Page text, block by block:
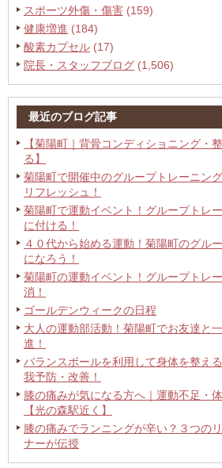
スポーツ外傷・傷害 (159)
健康増進 (184)
酸素カプセル (17)
院長・スタッフブログ (1,506)
最近のブログ記事
【菊陽町｜背骨コンディショニング・
る】
菊陽町で開催中のグループトレーニン
リフレッシュ！
菊陽町で運動イベント！グループトレ
に付ける！
４０代から始める運動！菊陽町のグル
になろう！
菊陽町の運動イベント！グループトレ
消！
ゴールデンウィークの日程
大人の運動部活動！菊陽町でお友達と
進！
バランスボールを利用して身体を整え
我予防・改善！
膝の痛みが気になる方へ｜運動不足・
【光の森駅近く】
膝の痛みでランニングが辛い？３つの
ナーが伝授